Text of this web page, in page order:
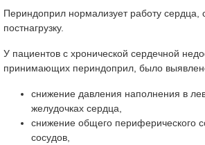
Периндоприл нормализует работу сердца,
постнагрузку.
У пациентов с хронической сердечной
принимающих периндоприл, было
снижение давления наполнения в
желудочках сердца,
снижение общего периферического
сосудов,